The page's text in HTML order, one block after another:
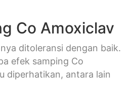
Co Amoxiclav
ditoleransi dengan baik.
efek samping Co
diperhatikan, antara lain